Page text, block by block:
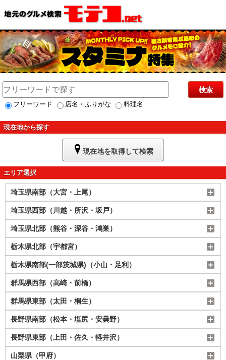
検索
フリーワード 店名・ふりがな 料理名
現在地から探す
現在地を取得して検索
エリア選択
埼玉県南部（大宮・上尾）
埼玉県西部（川越・所沢・坂戸）
埼玉県北部（熊谷・深谷・鴻巣）
栃木県北部（宇都宮）
栃木県南部(一部茨城県)（小山・足利）
群馬県西部（高崎・前橋）
群馬県東部（太田・桐生）
長野県南部（松本・塩尻・安曇野）
長野県東部（上田・佐久・軽井沢）
山梨県（甲府）